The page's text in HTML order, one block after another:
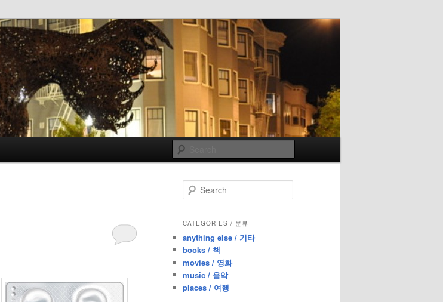
e
r
h
CATEGORIES / 분류
anything else / 기타
books / 책
movies / 영화
music / 음악
places / 여행